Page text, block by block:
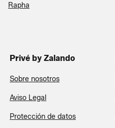
Rapha
Privé by Zalando
Sobre nosotros
Aviso Legal
Protección de datos